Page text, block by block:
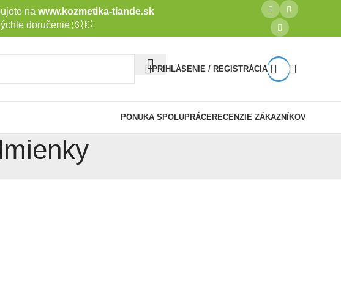
na www.kozmetika-tiande.sk
doručenie 🇸🇰
PRIHLÁSENIE / REGISTRÁCIA
PONUKA SPOLUPRÁCERECENZIE ZÁKAZNÍKOV